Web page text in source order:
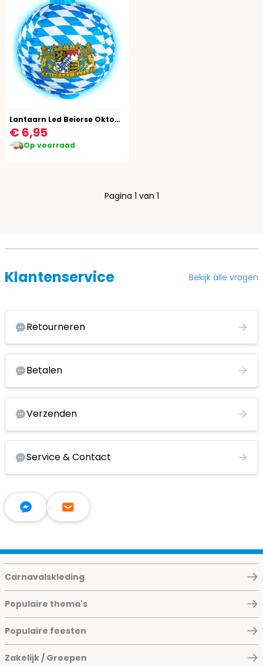
Lantaarn Led Beierse Oktoberfest
€ 6,95
Op voorraad
Pagina 1 van 1
Klantenservice Bekijk alle vragen
Retourneren
Betalen
Verzenden
Service & Contact
Carnavalskleding
Populaire thema's
Populaire feesten
Zakelijk / Groepen